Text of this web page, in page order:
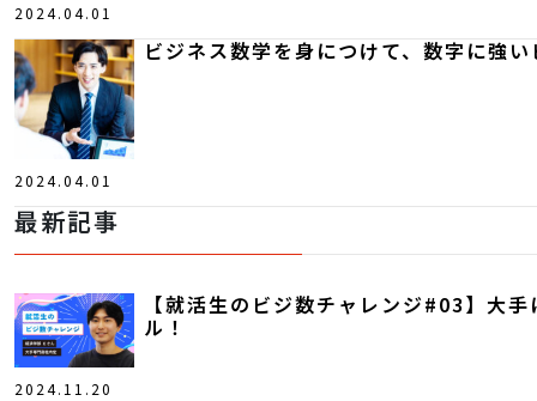
2024.04.01
2024.04.01
ビジネス数学を身につけて、数字に強
最新記事
2024.11.20
【就活生のビジ数チャレンジ#03】大
ル！